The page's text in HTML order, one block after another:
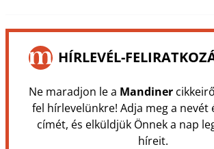
HÍRLEVÉL-
Ne maradjon le a Mandiner
fel hírlevelünkre! Adja meg a nevét
címét, és elküldjük Önnek a nap
híreit.